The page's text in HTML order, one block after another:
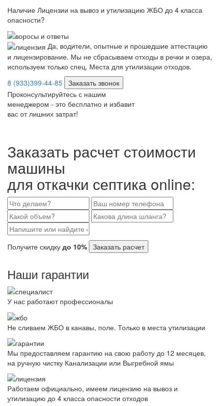
Наличие Лицензии на вывоз и утилизацию ЖБО до 4 класса
опасности?
Да, водители, опытные и прошедшие аттестацию
и лицензирование. Мы не сбрасываем отходы в речки и озера,
используем только спец. Места для утилизации отходов.
8 (933)399-44-85 Заказать звонок
Проконсультируйтесь с нашим
менеджером - это бесплатно и избавит
вас от лишних затрат!
Заказать расчет стоимости
машины
для откачки септика online:
Получите скидку до 10% Заказать расчет
Наши гарантии
У нас работают профессионалы
Не сливаем ЖБО в канавы, поле. Только в места утилизации
Мы предоставляем гарантию на свою работу до 12 месяцев,
на ручную чистку Канализации или Выгребной ямы
Работаем официально, имеем лицензию на вывоз и
утилизацию до 4 класса опасности отходов